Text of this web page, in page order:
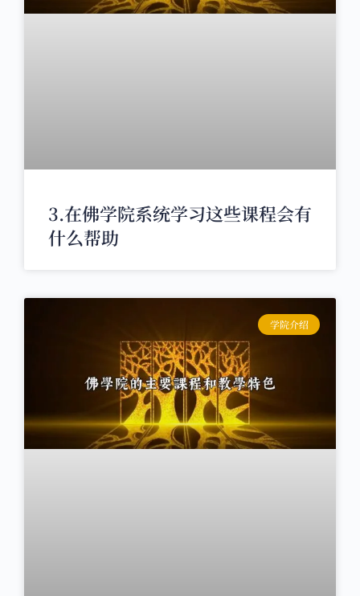
3.在佛学院系统学习这些课程会有
什么帮助
学院介绍